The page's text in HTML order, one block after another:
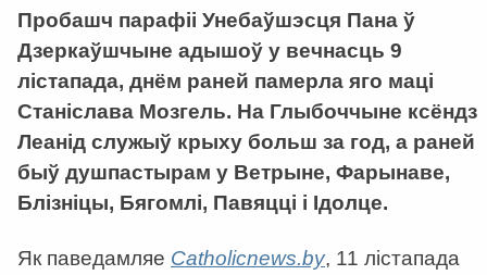
Пробашч парафіі Унебаўшэсця Пана ў
Дзеркаўшчыне адышоў у вечнасць 9
лістапада, днём раней памерла яго маці
Станіслава Мозгель. На Глыбоччыне ксёндз
Леанід служыў крыху больш за год, а раней
быў душпастырам у Ветрыне, Фарынаве,
Блізніцы, Бягомлі, Павяцці і Ідолце.
Як паведамляе Catholicnews.by, 11 лістапада